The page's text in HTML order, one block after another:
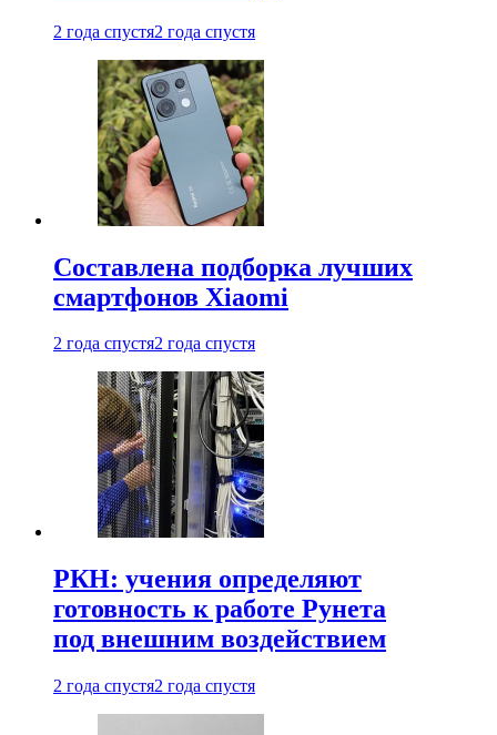
2 года спустя2 года спустя
Составлена подборка лучших
смартфонов Xiaomi
2 года спустя2 года спустя
РКН: учения определяют
готовность к работе Рунета
под внешним воздействием
2 года спустя2 года спустя